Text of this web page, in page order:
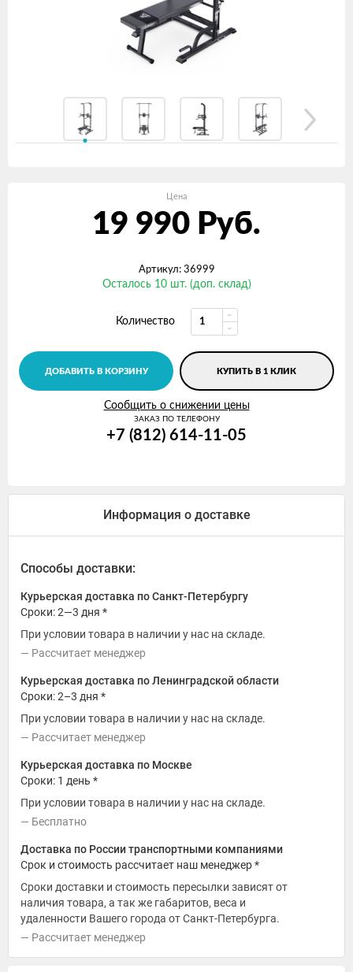
Цена
19 990 Руб.
Артикул: 36999
Осталось 10 шт. (доп. склад)
Количество
ДОБАВИТЬ В КОРЗИНУ КУПИТЬ В 1 КЛИК
Сообщить о снижении цены
ЗАКАЗ ПО ТЕЛЕФОНУ
+7 (812) 614-11-05
Информация о доставке
Способы доставки:
Курьерская доставка по Санкт-Петербургу
Сроки: 2—3 дня *
При условии товара в наличии у нас на складе.
Рассчитает менеджер
Курьерская доставка по Ленинградской области
Сроки: 2–3 дня *
При условии товара в наличии у нас на складе.
Рассчитает менеджер
Курьерская доставка по Москве
Сроки: 1 день *
При условии товара в наличии у нас на складе.
Бесплатно
Доставка по России транспортными компаниями
Срок и стоимость рассчитает наш менеджер *
Сроки доставки и стоимость пересылки зависят от
наличия товара, а так же габаритов, веса и
удаленности Вашего города от Санкт-Петербурга.
Рассчитает менеджер